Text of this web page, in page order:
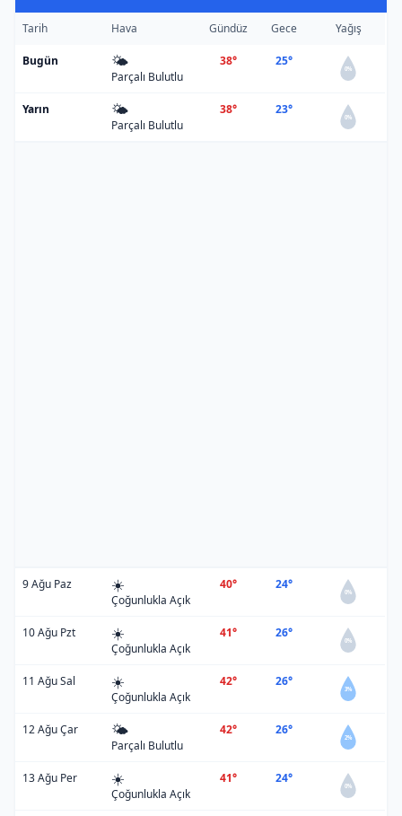
Tarih Hava Gündüz Gece Yağış
Bugün 🌤️
Parçalı Bulutlu
38° 25°
0%
Yarın 🌤️
Parçalı Bulutlu
38° 23°
0%
9 Ağu Paz ☀️
Çoğunlukla Açık
40° 24°
0%
10 Ağu Pzt ☀️
Çoğunlukla Açık
41° 26°
0%
11 Ağu Sal ☀️
Çoğunlukla Açık
42° 26°
3%
12 Ağu Çar 🌤️
Parçalı Bulutlu
42° 26°
2%
13 Ağu Per ☀️
Çoğunlukla Açık
41° 24°
0%